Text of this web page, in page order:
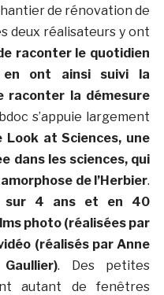
de rénovation de
deux réalisateurs y ont
raconter le quotidien
en ont ainsi suivi la
raconter la démesure
s’appuie largement
Look at Sciences, une
dans les sciences, qui
de l’Herbier.
4 ans et en 40
photo (réalisées par
(réalisés par Anne
. Des petites
autant de fenêtres